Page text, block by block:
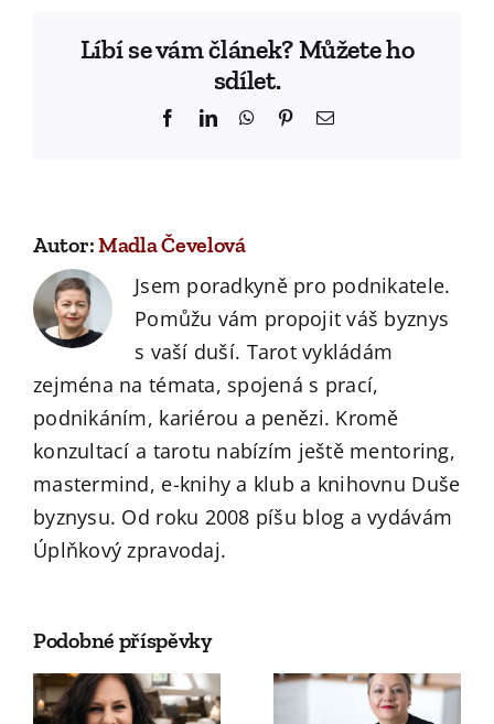
Líbí se vám článek? Můžete ho
sdílet.
FacebookLinkedInWhatsApp
PinterestEmail
Autor:Madla Čevelová
Jsem poradkyně pro podnikatele.
Pomůžu vám propojit váš byznys
s vaší duší. Tarot vykládám
zejména na témata, spojená s prací,
podnikáním, kariérou a penězi. Kromě
konzultací a tarotu nabízím ještě mentoring,
mastermind, e-knihy a klub a knihovnu Duše
byznysu. Od roku 2008 píšu blog a vydávám
Úplňkový zpravodaj.
Podobné příspěvky